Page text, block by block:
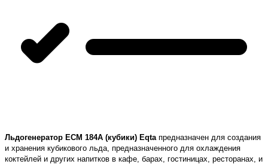
Льдогенератор ECM 184A (кубики) Eqta предназначен для создания
и хранения кубикового льда, предназначенного для охлаждения
коктейлей и других напитков в кафе, барах, гостиницах, ресторанах, и